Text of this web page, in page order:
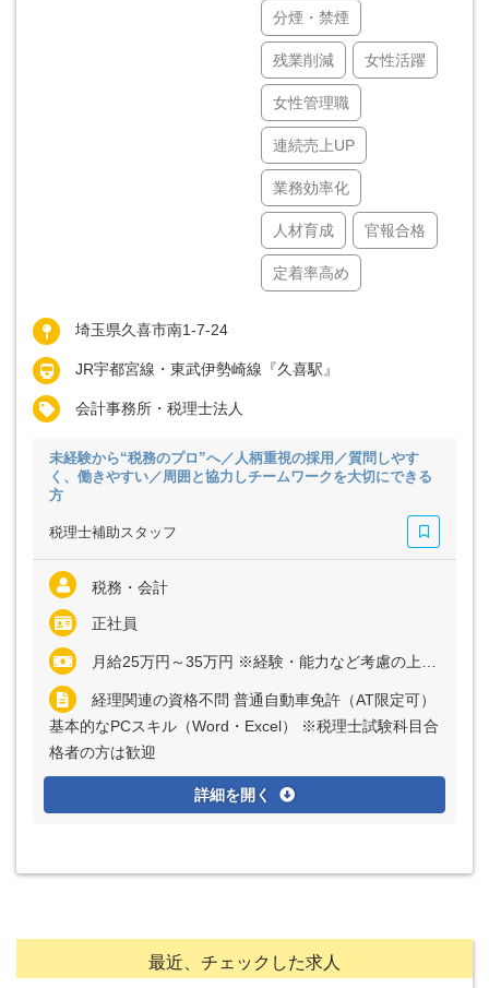
分煙・禁煙
残業削減 女性活躍
女性管理職
連続売上UP
業務効率化
人材育成 官報合格
定着率高め
埼玉県久喜市南1-7-24
JR宇都宮線・東武伊勢崎線『久喜駅』
会計事務所・税理士法人
未経験から“税務のプロ”へ／人柄重視の採用／質問しやす
く、働きやすい／周囲と協力しチームワークを大切にできる
方
税理士補助スタッフ
税務・会計
正社員
月給25万円～35万円 ※経験・能力など考慮の上、決定いたします ※上記に固定残業代（月5時間分＝7800円～1万3670円）を含む ※超過分は別途全額支給
経理関連の資格不問 普通自動車免許（AT限定可）
基本的なPCスキル（Word・Excel） ※税理士試験科目合
格者の方は歓迎
詳細を開く
最近、チェックした求人